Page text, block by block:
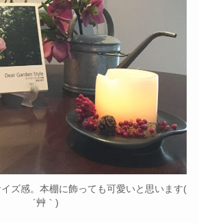
ズ感。本棚に飾っても可愛いと思います(
´艸｀)